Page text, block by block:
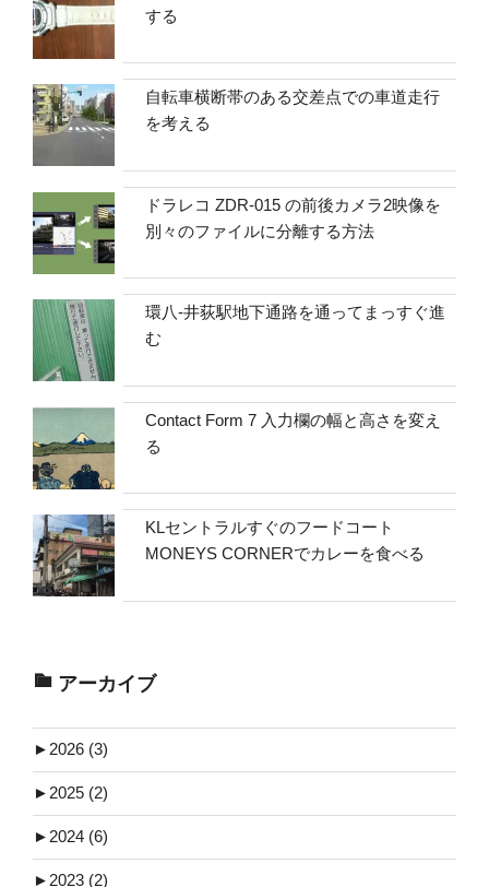
する
自転車横断帯のある交差点での車道走行
を考える
ドラレコ ZDR-015 の前後カメラ2映像を
別々のファイルに分離する方法
環八-井荻駅地下通路を通ってまっすぐ進
む
Contact Form 7 入力欄の幅と高さを変え
る
KLセントラルすぐのフードコート
MONEYS CORNERでカレーを食べる
アーカイブ
►2026 (3)
►2025 (2)
►2024 (6)
►2023 (2)